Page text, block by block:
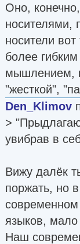
Оно,
носителями,
носители
более
мышлением,
"жесткой",
Den_Klimov
>
увибрав в
Вижу далёк
поржать, но
языков,
Наш